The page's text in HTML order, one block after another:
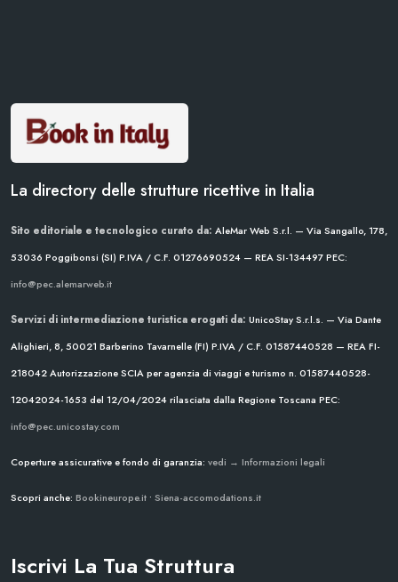
La directory delle strutture ricettive in Italia
Sito editoriale e tecnologico curato da: AleMar Web S.r.l. — Via Sangallo, 178,
53036 Poggibonsi (SI) P.IVA / C.F. 01276690524 — REA SI-134497PEC:
info@pec.alemarweb.it
Servizi di intermediazione turistica erogati da: UnicoStay S.r.l.s. — Via Dante
Alighieri, 8, 50021 Barberino Tavarnelle (FI) P.IVA / C.F. 01587440528 — REA FI-
218042Autorizzazione SCIA per agenzia di viaggi e turismo n. 01587440528-
12042024-1653 del 12/04/2024rilasciata dalla Regione Toscana PEC:
info@pec.unicostay.com
Coperture assicurative e fondo di garanzia: vedi → Informazioni legali
Scopri anche: Bookineurope.it • Siena-accomodations.it
Iscrivi La Tua Struttura